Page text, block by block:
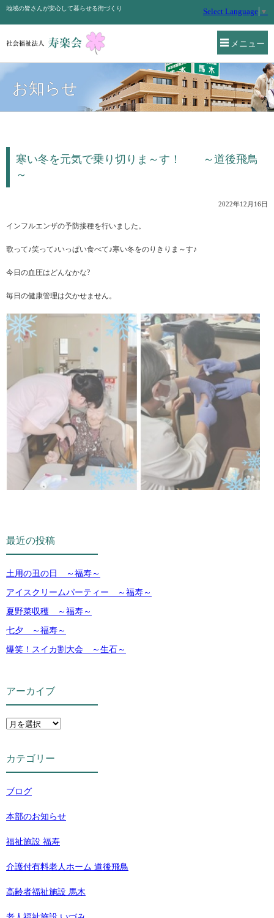
メニュー
地域の皆さんが安心して暮らせる街づくり Select Language ▼
お知らせ
寒い冬を元気で乗り切りま～す！ ～道後飛鳥
～
2022年12月16日
インフルエンザの予防接種を行いました。
歌って♪笑って♪いっぱい食べて♪寒い冬をのりきりま～す♪
今日の血圧はどんなかな?
毎日の健康管理は欠かせません。
最近の投稿
土用の丑の日 ～福寿～
アイスクリームパーティー ～福寿～
夏野菜収穫 ～福寿～
七夕 ～福寿～
爆笑！スイカ割大会 ～生石～
アーカイブ
カテゴリー
ブログ
本部のお知らせ
福祉施設 福寿
介護付有料老人ホーム 道後飛鳥
高齢者福祉施設 馬木